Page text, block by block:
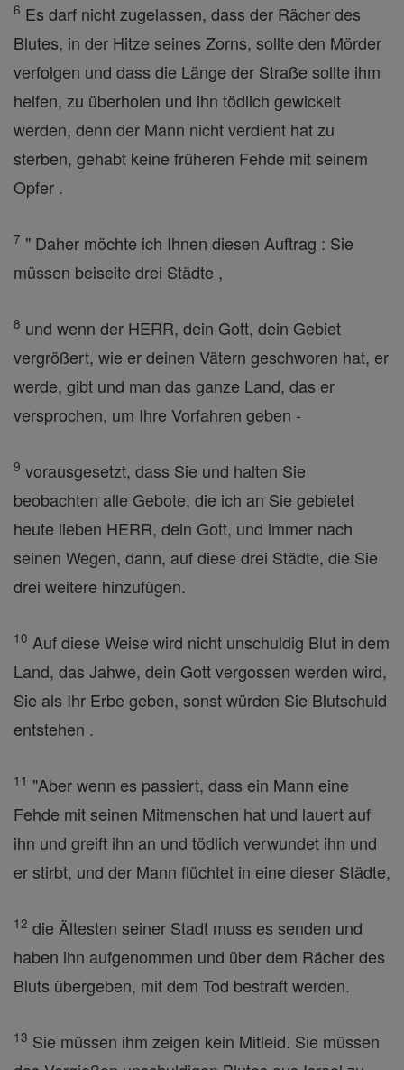
6 Es darf nicht zugelassen, dass der Rächer des
Blutes, in der Hitze seines Zorns, sollte den Mörder
verfolgen und dass die Länge der Straße sollte ihm
helfen, zu überholen und ihn tödlich gewickelt
werden, denn der Mann nicht verdient hat zu
sterben, gehabt keine früheren Fehde mit seinem
Opfer .
7 " Daher möchte ich Ihnen diesen Auftrag : Sie
müssen beiseite drei Städte ,
8 und wenn der HERR, dein Gott, dein Gebiet
vergrößert, wie er deinen Vätern geschworen hat, er
werde, gibt und man das ganze Land, das er
versprochen, um Ihre Vorfahren geben -
9 vorausgesetzt, dass Sie und halten Sie
beobachten alle Gebote, die ich an Sie gebietet
heute lieben HERR, dein Gott, und immer nach
seinen Wegen, dann, auf diese drei Städte, die Sie
drei weitere hinzufügen.
10 Auf diese Weise wird nicht unschuldig Blut in dem
Land, das Jahwe, dein Gott vergossen werden wird,
Sie als Ihr Erbe geben, sonst würden Sie Blutschuld
entstehen .
11 "Aber wenn es passiert, dass ein Mann eine
Fehde mit seinen Mitmenschen hat und lauert auf
ihn und greift ihn an und tödlich verwundet ihn und
er stirbt, und der Mann flüchtet in eine dieser Städte,
12 die Ältesten seiner Stadt muss es senden und
haben ihn aufgenommen und über dem Rächer des
Bluts übergeben, mit dem Tod bestraft werden.
13 Sie müssen ihm zeigen kein Mitleid. Sie müssen